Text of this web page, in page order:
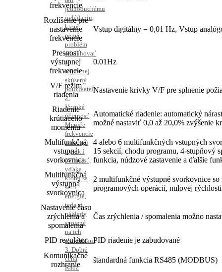
jednoduchému
ovládaniu,
ktoré
nemá
problém
obsluhovať
aj
najmenej
skúsený
používateľ.
2.
Vysoká
účinnosť
Meniče
frekvencie
zaručujú
vysokú
účinnosť,
vďaka
ktorej sa
šetrí
energia,
teda aj
náklady
spojené
na ich
prevádzku.
3. Dobrá
cena
Rada
frekvencie
Rozlíšenie pre
nastavenie
frekvencie
Vstup digitálny = 0,01 Hz, Vstup
Presnosť
výstupnej
frekvencie
0.01Hz
V/F režim
riadenia
Nastavenie krivky V/F pre splnenie
Riadenie
krútiaceho
momentu
Automatické riadenie: automatický
možné nastaviť 0,0 až 20,0% zvýšenie
Multifunkčná
vstupná
svorkovnica
4 alebo 6 multifunkčných vstupných
15 sekcií, chodu programu, 4-stupňový
funkcia, núdzové zastavenie a ďalšie
Multifunkčná
výstupná
svorkovnica
2 multifunkčné výstupné svorkovnice
programových operácií, nulovej
Nastavenie času
zrýchlenia a
spomalenia
Čas zrýchlenia / spomalenia možno
PID regulátor
PID riadenie je zabudované
Komunikačné
rozhranie
štandardná funkcia RS485 (MODBUS)